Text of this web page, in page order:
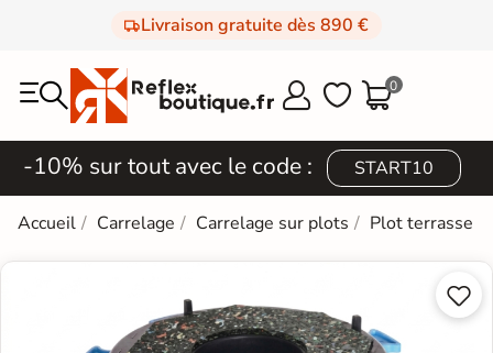
Livraison gratuite dès 890 €
  0
-10% sur tout avec le code : START10
Accueil Carrelage Carrelage sur plots Plot terrasse

